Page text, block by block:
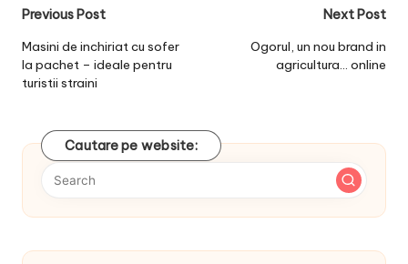
Post
navigation
Previous Post
Masini de inchiriat cu sofer
la pachet – ideale pentru
turistii straini
Next Post
Ogorul, un nou brand in
agricultura… online
Cautare pe website: